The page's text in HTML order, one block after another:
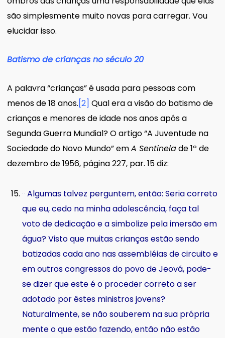
são simplesmente muito novas para carregar. Vou
elucidar isso.
Batismo de crianças no século 20
A palavra “crianças” é usada para pessoas com
menos de 18 anos.[2] Qual era a visão do batismo de
crianças e menores de idade nos anos após a
Segunda Guerra Mundial? O artigo “A Juventude na
Sociedade do Novo Mundo” emA Sentinelade 1º de
dezembro de 1956, página 227, par. 15 diz:
. .Algumas talvez perguntem, então: Seria correto
que eu, cedo na minha adolescência, faça tal
voto de dedicação e a simbolize pela imersão em
água? Visto que muitas crianças estão sendo
batizadas cada ano nas assembléias de circuito e
em outros congressos do povo de Jeová, pode-
se dizer que este é o proceder correto a ser
adotado por êstes ministros jovens?
Naturalmente, se não souberem na sua própria
mente o que estão fazendo, então não estão